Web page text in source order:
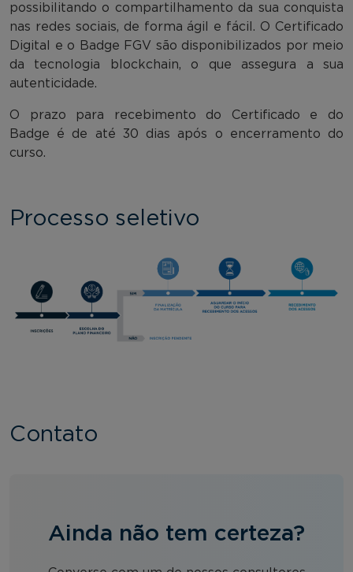
possibilitando o compartilhamento da sua conquista
nas redes sociais, de forma ágil e fácil. O Certificado
Digital e o Badge FGV são disponibilizados por meio
da tecnologia blockchain, o que assegura a sua
autenticidade.
O prazo para recebimento do Certificado e do
Badge é de até 30 dias após o encerramento do
curso.
Processo seletivo
Contato
Ainda não tem certeza?